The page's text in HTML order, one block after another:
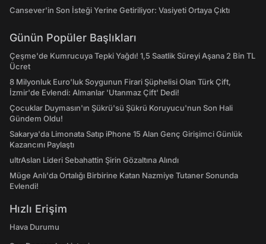
Cansever'in Son İsteği Yerine Getiriliyor: Vasiyeti Ortaya Çıktı
Günün Popüler Başlıkları
Çeşme'de Kumrucuya Tepki Yağdı! 1,5 Saatlik Süreyi Aşana 2 Bin TL
Ücret
8 Milyonluk Euro'luk Soygunun Firari Şüphelisi Olan Türk Çift,
İzmir'de Evlendi: Almanlar 'Utanmaz Çift' Dedi!
Çocuklar Duymasın'ın Şükrü'sü Şükrü Koruyucu'nun Son Hali
Gündem Oldu!
Sakarya'da Limonata Satıp iPhone 15 Alan Genç Girişimci Günlük
Kazancını Paylaştı
ultrAslan Lideri Sebahattin Şirin Gözaltına Alındı
Müge Anlı'da Ortalığı Birbirine Katan Nazmiye Tutaner Sonunda
Evlendi!
Hızlı Erişim
Hava Durumu